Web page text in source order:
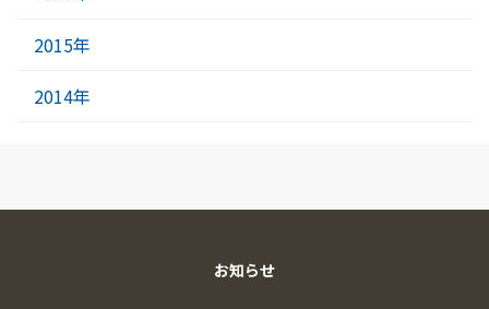
2015年
2014年
お知らせ